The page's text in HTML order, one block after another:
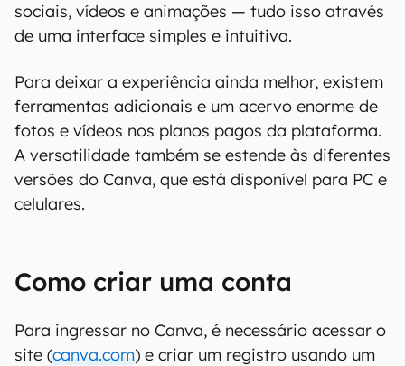
sociais, vídeos e animações — tudo isso através
de uma interface simples e intuitiva.
Para deixar a experiência ainda melhor, existem
ferramentas adicionais e um acervo enorme de
fotos e vídeos nos planos pagos da plataforma.
A versatilidade também se estende às diferentes
versões do Canva, que está disponível para PC e
celulares.
Como criar uma conta
Para ingressar no Canva, é necessário acessar o
site (canva.com) e criar um registro usando um